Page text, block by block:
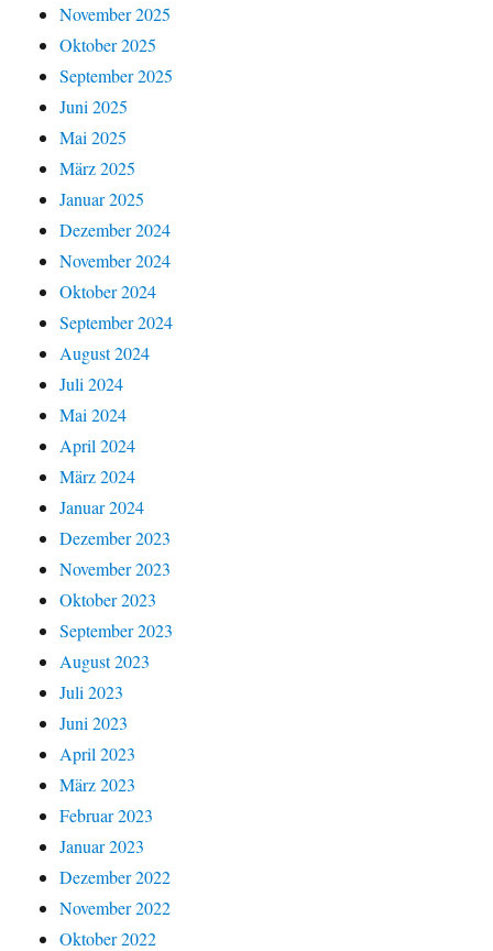
November 2025
Oktober 2025
September 2025
Juni 2025
Mai 2025
März 2025
Januar 2025
Dezember 2024
November 2024
Oktober 2024
September 2024
August 2024
Juli 2024
Mai 2024
April 2024
März 2024
Januar 2024
Dezember 2023
November 2023
Oktober 2023
September 2023
August 2023
Juli 2023
Juni 2023
April 2023
März 2023
Februar 2023
Januar 2023
Dezember 2022
November 2022
Oktober 2022